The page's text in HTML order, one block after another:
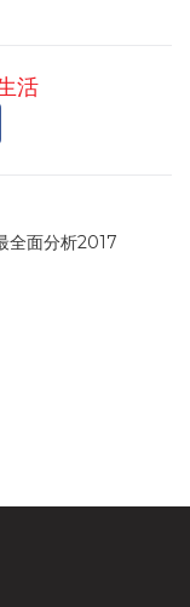
活
全面分析2017